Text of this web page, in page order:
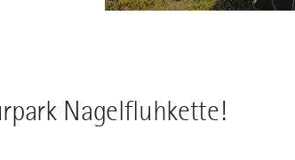
Nagelfluhkette!